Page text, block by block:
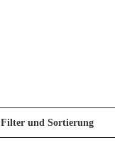
Filter und Sortierung